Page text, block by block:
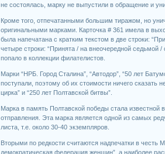
не состоялась, марку не выпустили в обращение и
Кроме того, отпечатанными большим тиражом, но
оригинальными марками. Карточка # 361 имела в
была напечатана с кратким текстом в две строки:
четыре строки: “Принята / на внеочередной седьмой
попало в коллекции филателистов.
Марки “НРБ. Город Сталина”, “Автодор”, “50 лет
поступали, поэтому об их стоимости ничего сказать
цирка” и “250 лет Полтавской битвы”.
Марка в память Полтавской победы стала известной
отправления. Эта марка является одной из самых
листа, т.е. около 30-40 экземпляров.
Вторыми по редкости считаются надпечатки в
демократическая федерация женщин”, а наиболее